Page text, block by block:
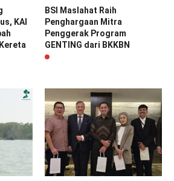
KAI
BSI Maslahat Raih
Penghargaan Mitra
Penggerak Program
GENTING dari BKKBN